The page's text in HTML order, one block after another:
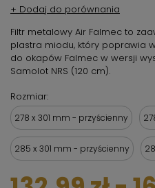
+ Dodaj do porównania
Filtr metalowy Air Falmec to
plastra miodu, który poprawia
do okapów Falmec w wersji
Samolot NRS (120 cm).
Rozmiar
278 x 301 mm - przyścienny
285 x 301 mm - przyścienny